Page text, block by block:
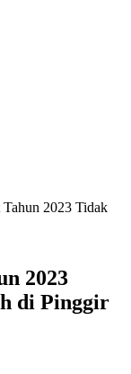
2023 Tidak
2023
di Pinggir